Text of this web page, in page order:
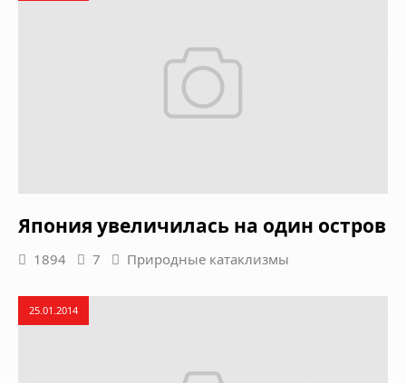
Япония увеличилась на один остров
1894 7 Природные катаклизмы
25.01.2014